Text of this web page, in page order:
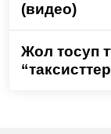
(видео)
Жол тосуп